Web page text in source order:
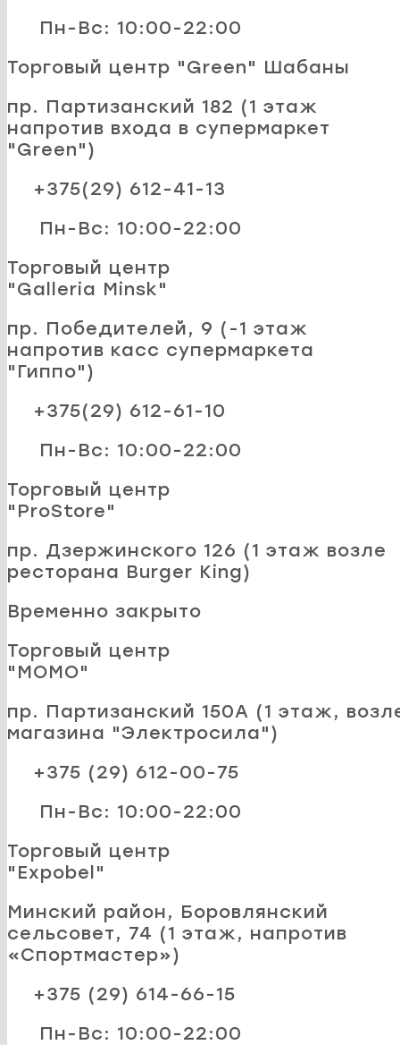
Пн-Вс: 10:00-22:00
Торговый центр "Green" Шабаны
пр. Партизанский 182 (1 этаж
напротив входа в супермаркет
"Green")
+375(29) 612-41-13
Пн-Вс: 10:00-22:00
Торговый центр
"Galleria Minsk"
пр. Победителей, 9 (-1 этаж
напротив касс супермаркета
"Гиппо")
+375(29) 612-61-10
Пн-Вс: 10:00-22:00
Торговый центр
"ProStore"
пр. Дзержинского 126 (1 этаж возле
ресторана Burger King)
Временно закрыто
Торговый центр
"MOMO"
пр. Партизанский 150А (1 этаж,
магазина "Электросила")
+375 (29) 612-00-75
Пн-Вс: 10:00-22:00
Торговый центр
"Expobel"
Минский район, Боровлянский
сельсовет, 74 (1 этаж, напротив
«Спортмастер»)
+375 (29) 614-66-15
Пн-Вс: 10:00-22:00